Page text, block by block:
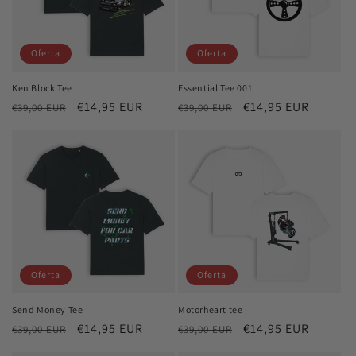
n
:
Oferta
Ken Block Tee
Precio
€39,00 EUR
Precio
oferta
€14,95 EUR
Oferta
Essential Tee 001
Precio
€39,00 EUR
Precio
€14,95 EUR
Oferta
Send Money Tee
Precio
€39,00 EUR
Precio
€14,95 EUR
Oferta
Motorheart tee
Precio
€39,00 EUR
Precio
€14,95 EUR